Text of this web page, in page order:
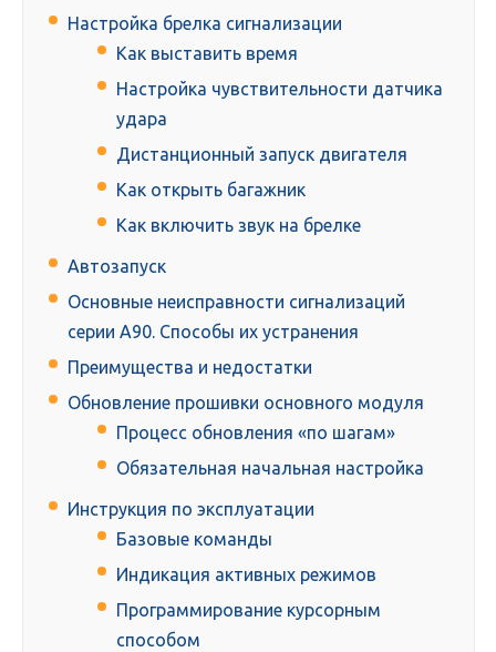
Настройка брелка сигнализации
Как выставить время
Настройка чувствительности датчика
удара
Дистанционный запуск двигателя
Как открыть багажник
Как включить звук на брелке
Автозапуск
Основные неисправности сигнализаций
серии А90. Способы их устранения
Преимущества и недостатки
Обновление прошивки основного модуля
Процесс обновления «по шагам»
Обязательная начальная настройка
Инструкция по эксплуатации
Базовые команды
Индикация активных режимов
Программирование курсорным
способом